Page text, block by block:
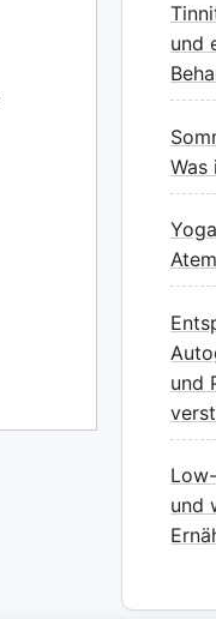
und
Was
und
und